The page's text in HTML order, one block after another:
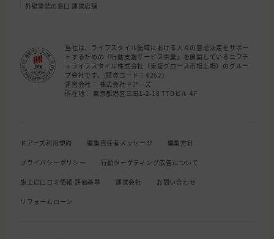
外壁塗装の窓口 運営店舗
当社は、ライフスタイル領域における人々の意思決定をサポー
トするための「行動支援サービス事業」を展開しているニフテ
ィライフスタイル株式会社（東証グロース市場上場）のグルー
プ会社です。(証券コード：4262)
運営会社： 株式会社ドアーズ
所在地： 東京都港区三田1-2-18 TTDビル 4F
ドアーズ利用規約 編集責任者メッセージ 編集方針
プライバシーポリシー 行動ターゲティング広告について
施工店口コミ情報 評価基準 運営会社 お問い合わせ
リフォームローン